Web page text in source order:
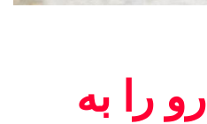
را به